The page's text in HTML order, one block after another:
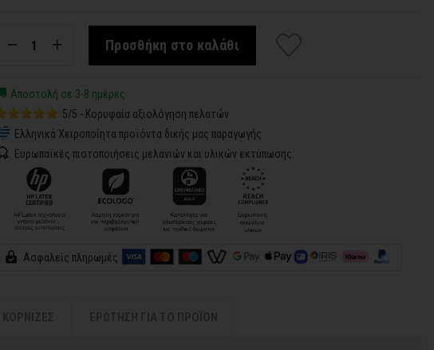
Προσθήκη στο καλάθι
Αποστολή σε 3-8 ημέρες
5/5 - Κορυφαία αξιολόγηση πελατών
Ελληνικά Χειροποίητα προϊόντα δικής μας παραγωγής
Ευρωπαϊκές πιστοποιήσεις μελανιών και υλικών εκτύπωσης:
Ασφαλείς πληρωμές